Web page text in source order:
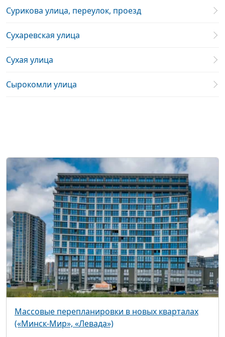
Сурикова улица, переулок, проезд
Сухаревская улица
Сухая улица
Сырокомли улица
Массовые перепланировки в новых кварталах
(«Минск-Мир», «Левада»)